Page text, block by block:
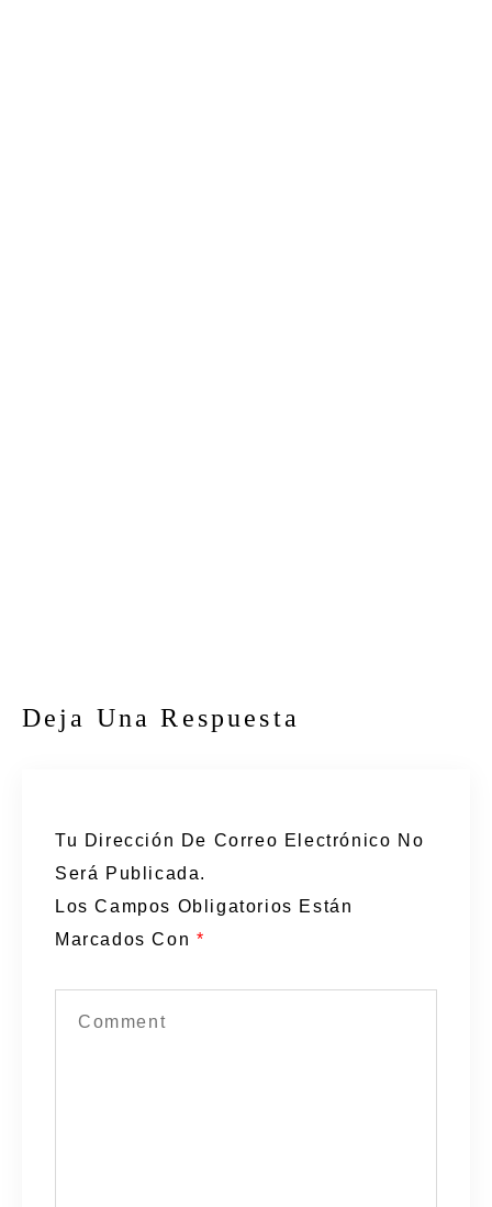
Deja Una Respuesta
Tu Dirección De Correo Electrónico No
Será Publicada.
Los Campos Obligatorios Están
Marcados Con *